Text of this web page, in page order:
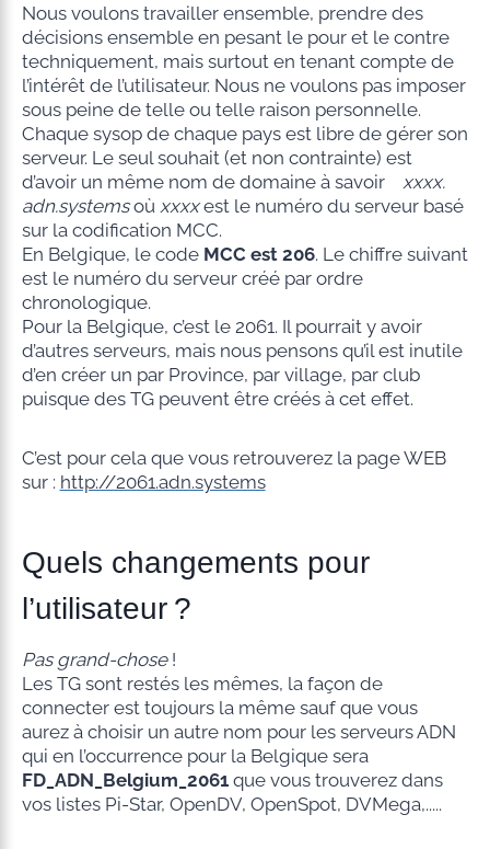
Nous voulons travailler ensemble, prendre des
décisions ensemble en pesant le pour et le contre
techniquement, mais surtout en tenant compte de
l’intérêt de l’utilisateur. Nous ne voulons pas imposer
sous peine de telle ou telle raison personnelle.
Chaque sysop de chaque pays est libre de gérer son
serveur. Le seul souhait (et non contrainte) est
d’avoir un même nom de domaine à savoir xxxx.
adn.systemsoù xxxxest le numéro du serveur basé
sur la codification MCC.
En Belgique, le code MCC est 206. Le chiffre suivant
est le numéro du serveur créé par ordre
chronologique.
Pour la Belgique, c’est le 2061. Il pourrait y avoir
d’autres serveurs, mais nous pensons qu’il est inutile
d’en créer un par Province, par village, par club
puisque des TG peuvent être créés à cet effet.
C’est pour cela que vous retrouverez la page WEB
sur : http://2061.adn.systems
Quels changements pour
l’utilisateur ?
Pas grand-chose!
Les TG sont restés les mêmes, la façon de
connecter est toujours la même sauf que vous
aurez à choisir un autre nom pour les serveurs ADN
qui en l’occurrence pour la Belgique sera
FD_ADN_Belgium_2061que vous trouverez dans
vos listes Pi-Star, OpenDV, OpenSpot, DVMega,.....